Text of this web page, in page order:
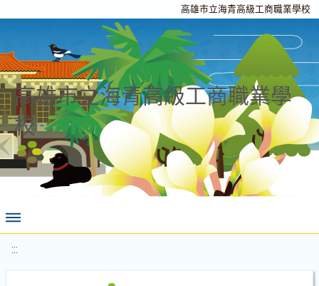
高雄市立海青高級工商職業學校
高雄市立海青高級工商職業學
校
:::